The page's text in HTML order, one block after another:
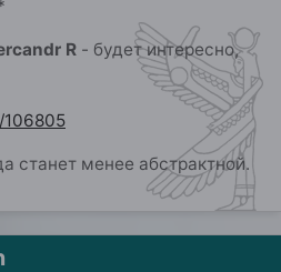
R - будет интересно,
станет менее абстрактной.